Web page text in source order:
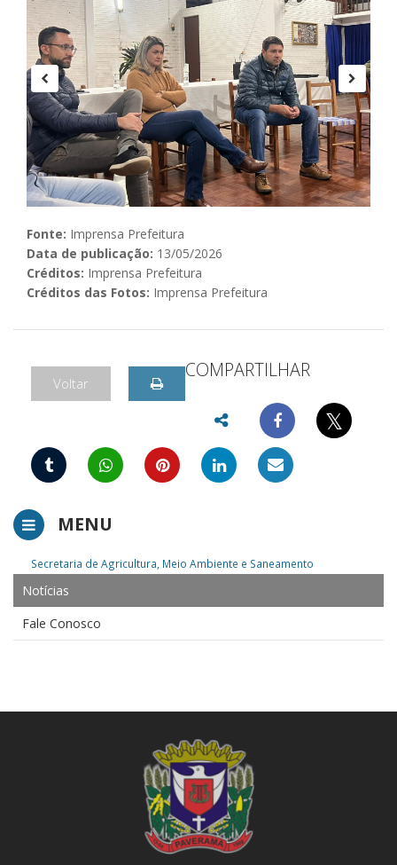
Fonte: Imprensa Prefeitura
Data de publicação: 13/05/2026
Créditos: Imprensa Prefeitura
Créditos das Fotos: Imprensa Prefeitura
Voltar
COMPARTILHAR
𝕏
MENU
Secretaria de Agricultura, Meio Ambiente e Saneamento
Notícias
Fale Conosco